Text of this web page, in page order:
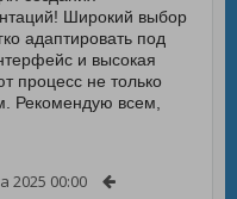
Широкий выбор
адаптировать под
и высокая
процесс не только
Рекомендую всем,
2025 00:00